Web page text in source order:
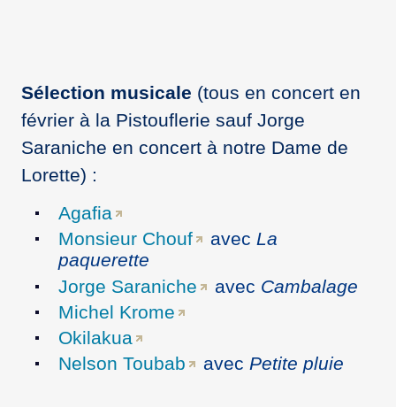
Sélection musicale (tous en concert en
février à la Pistouflerie sauf Jorge
Saraniche en concert à notre Dame de
Lorette) :
Agafia
Monsieur Chouf
avec La
paquerette
Jorge Saraniche
avec Cambalage
Michel Krome
Okilakua
Nelson Toubab
avec Petite pluie